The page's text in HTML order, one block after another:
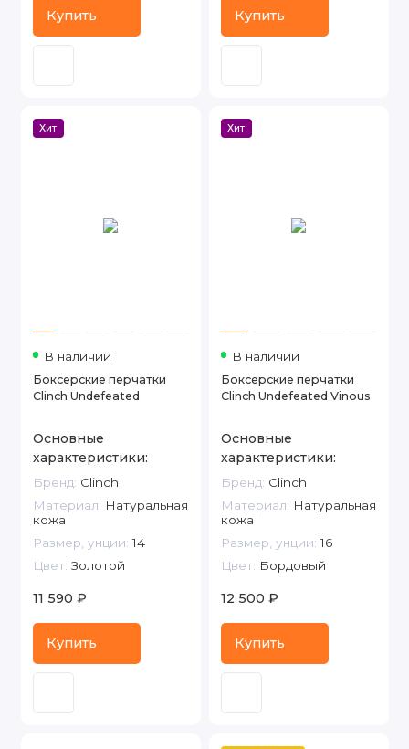
Купить Купить
Хит
В наличии
Боксерские перчатки
Clinch Undefeated
Основные
характеристики:
Бренд: Clinch
Материал: Натуральная
кожа
Размер, унции: 14
Цвет: Золотой
11 590 ₽
Купить
Хит
В наличии
Боксерские перчатки
Clinch Undefeated Vinous
Основные
характеристики:
Бренд: Clinch
Материал: Натуральная
кожа
Размер, унции: 16
Цвет: Бордовый
12 500 ₽
Купить